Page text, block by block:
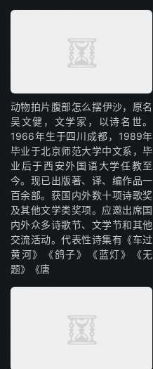
动物拍片腹部怎么摆​伊沙，原名
吴文健，文学家，以诗名世。
1966年生于四川成都，1989年
毕业于北京师范大学中文系，毕
业后于西安外国语大学任教至
今。现已出版著、译、编作品一
百余部。获国内外数十项诗歌奖
及其他文学类奖项。应邀出席国
内外众多诗歌节、文学节和其他
交流活动。代表性诗集有《车过
黄河》《鸽子》《蓝灯》《无
题》《唐